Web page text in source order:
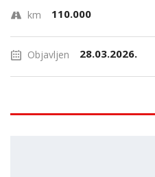
km 110.000
Objavljen 28.03.2026.